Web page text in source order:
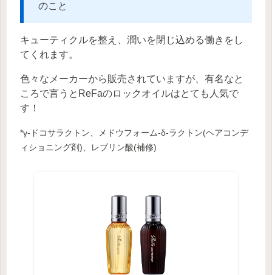
のこと
キューティクルを整え、潤いを閉じ込める働きをし
てくれます。
色々なメーカーから販売されていますが、有名なと
ころで言うとReFaのロックオイルはとても人気で
す！
*γ-ドコサラクトン、メドウフォーム-δ-ラクトン(ヘアコンデ
ィショニング剤)、レブリン酸(補修)